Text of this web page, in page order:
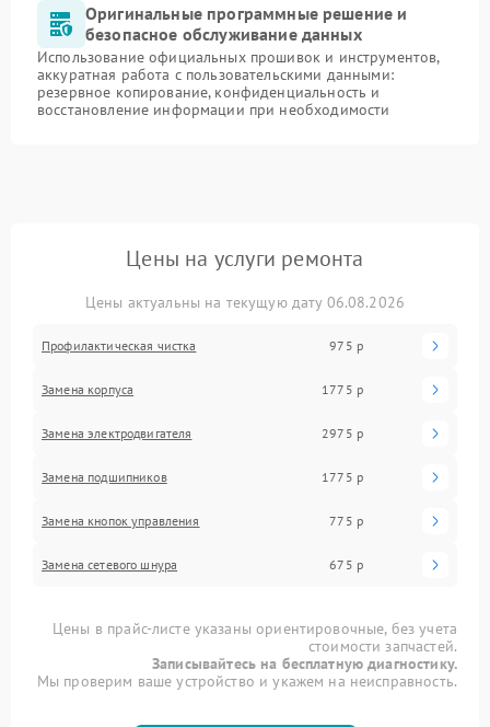
Оригинальные программные решение и
безопасное обслуживание данных
Использование официальных прошивок и инструментов,
аккуратная работа с пользовательскими данными:
резервное копирование, конфиденциальность и
восстановление информации при необходимости
Цены на услуги ремонта
Цены актуальны на текущую дату 06.08.2026
Профилактическая чистка 975 р
Замена корпуса 1775 р
Замена электродвигателя 2975 р
Замена подшипников 1775 р
Замена кнопок управления 775 р
Замена сетевого шнура 675 р
Цены в прайс-листе указаны ориентировочные, без учета
стоимости запчастей.
Записывайтесь на бесплатную диагностику.
Мы проверим ваше устройство и укажем на неисправность.